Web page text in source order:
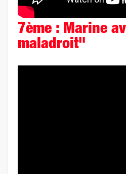
7ème : Marine
maladroit"